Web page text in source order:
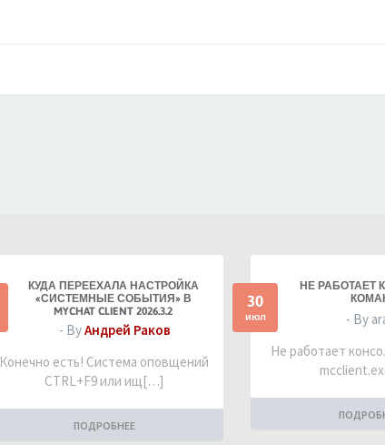
КУДА ПЕРЕЕХАЛА НАСТРОЙКА
«СИСТЕМНЫЕ СОБЫТИЯ» В
MYCHAT CLIENT 2026.3.2
- ByАндрей Раков
Конечно есть! Система оповщений
CTRL+F9 или ищ[…]
ПОДРОБНЕЕ
30
июл
НЕ РАБОТАЕТ
- By
Не работает